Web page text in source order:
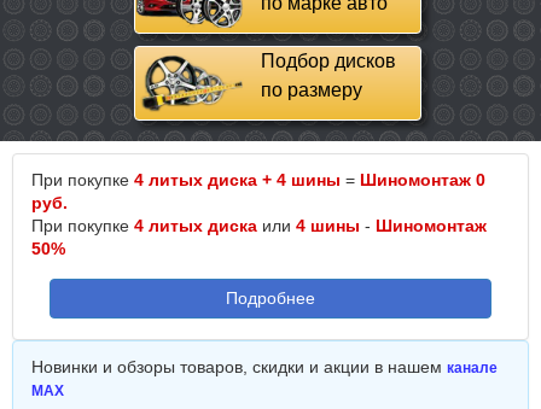
Подбор дисков
по размеру
При покупке 4 литых диска + 4 шины = Шиномонтаж 0
руб.
При покупке 4 литых диска или 4 шины - Шиномонтаж
50%
Подробнее
Новинки и обзоры товаров, скидки и акции в нашем канале
MAX